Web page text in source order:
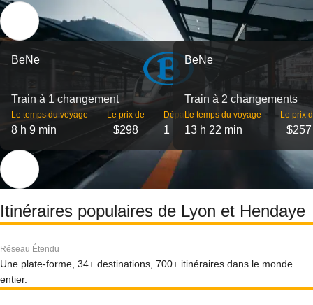
BeNe
Train à 1 changement
Le temps du voyage
8 h 9 min
Le prix de
$298
Départs
1
BeNe
Train à 2 changements
Le temps du voyage
13 h 22 min
Le prix
$257
Itinéraires populaires de Lyon et Hendaye
Réseau Étendu
Une plate-forme, 34+ destinations, 700+ itinéraires dans le monde
entier.